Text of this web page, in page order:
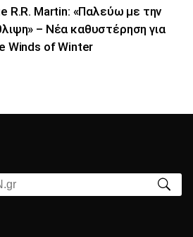
R.R. Martin: «Παλεύω με την
– Νέα καθυστέρηση για
Winds of Winter